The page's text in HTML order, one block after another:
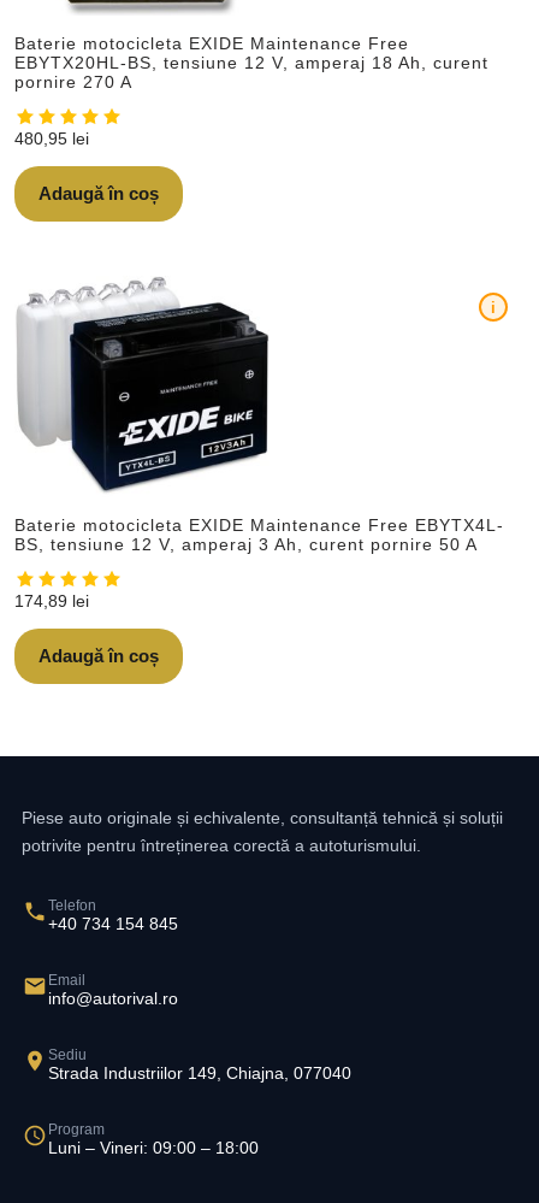
Baterie motocicleta EXIDE Maintenance Free
EBYTX20HL-BS, tensiune 12 V, amperaj 18 Ah, curent
pornire 270 A
480,95 lei
Adaugă în coș
Baterie motocicleta EXIDE Maintenance Free EBYTX4L-
BS, tensiune 12 V, amperaj 3 Ah, curent pornire 50 A
i
174,89 lei
Adaugă în coș
Piese auto originale și echivalente, consultanță tehnică și soluții
potrivite pentru întreținerea corectă a autoturismului.
Telefon
+40 734 154 845
Email
info@autorival.ro
Sediu
Strada Industriilor 149, Chiajna, 077040
Program
Luni – Vineri: 09:00 – 18:00